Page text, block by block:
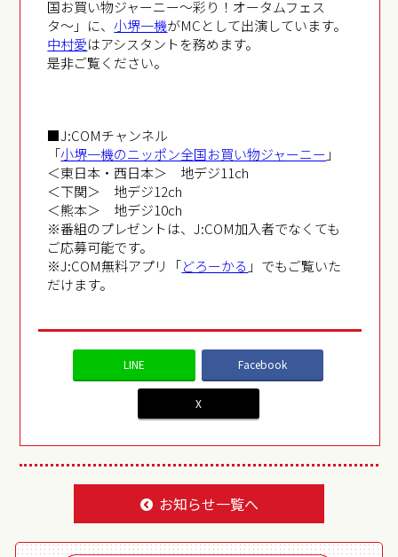
国お買い物ジャーニー〜彩り！オータムフェス
タ〜」に、小堺一機がMCとして出演しています。
中村愛はアシスタントを務めます。
是非ご覧ください。
■J:COMチャンネル
「小堺一機のニッポン全国お買い物ジャーニー 」
＜東日本・西日本＞ 地デジ11ch
＜下関＞ 地デジ12ch
＜熊本＞ 地デジ10ch
※番組のプレゼントは、J:COM加入者でなくても
ご応募可能です。
※J:COM無料アプリ「どろーかる 」でもご覧いた
だけます。
LINE Facebook
X
お知らせ一覧へ